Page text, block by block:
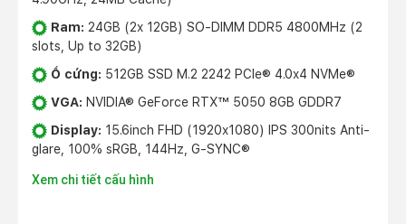
Ram: 24GB (2x 12GB) SO-DIMM DDR5 4800MHz (2
slots, Up to 32GB)
Ổ cứng: 512GB SSD M.2 2242 PCIe® 4.0x4 NVMe®
VGA: NVIDIA® GeForce RTX™ 5050 8GB GDDR7
Display: 15.6inch FHD (1920x1080) IPS 300nits Anti-
glare, 100% sRGB, 144Hz, G-SYNC®
Xem chi tiết cấu hình